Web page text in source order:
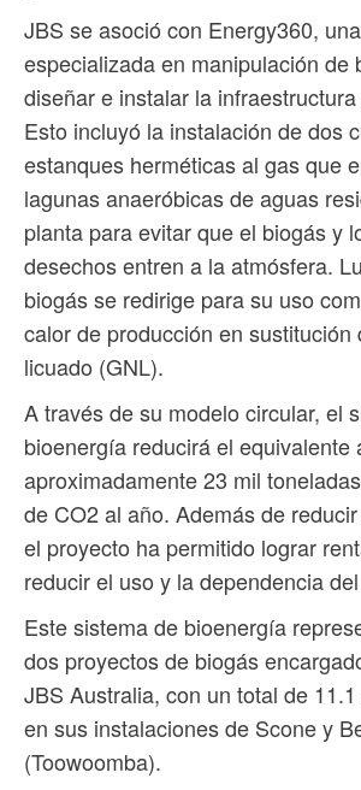
JBS se asoció con Energy360,
especializada en manipulación de
diseñar e instalar la
Esto incluyó la instalación de dos
estanques herméticas al gas que
lagunas anaeróbicas de aguas
planta para evitar que el biogás y
desechos entren a la atmósfera.
biogás se redirige para su uso
calor de producción en sustitución
licuado (GNL).
A través de su modelo circular, el
bioenergía reducirá el equivalente
aproximadamente 23 mil
de CO2 al año. Además de
el proyecto ha permitido lograr
reducir el uso y la dependencia
Este sistema de bioenergía
dos proyectos de biogás
JBS Australia, con un total de
en sus instalaciones de Scone y
(Toowoomba).